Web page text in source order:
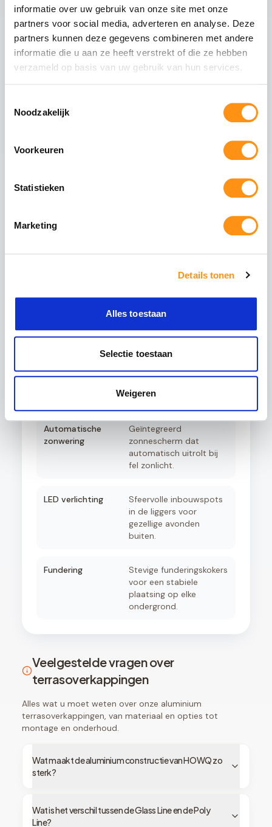
informatie over uw gebruik van onze site met onze
partners voor social media, adverteren en analyse. Deze
partners kunnen deze gegevens combineren met andere
informatie die u aan ze heeft verstrekt of die ze hebben
verzameld op basis van uw gebruik van hun services.
Noodzakelijk
Voorkeuren
Statistieken
Marketing
Details tonen
Alles toestaan
Selectie toestaan
Weigeren
Dit pakket bevat
Mat antraciete staanders
Tussenliggers
Polycarbonaat dakplaten van 98cm breed
zijkanten.
schuifdeuren voor een
afgesloten tuinkamer
Aluminium zijwandenCreëer privacy en
windbescherming met
rabatpanelen.
Automatische
zonwering
Geïntegreerd
zonnescherm dat
automatisch uitrolt bij
fel zonlicht.
LED verlichting
Sfeervolle inbouwspots
in de liggers voor
gezellige avonden
buiten.
Fundering
Stevige funderingskokers
voor een stabiele
plaatsing op elke
ondergrond.
Veelgestelde vragen over
terrasoverkappingen
Alles wat u moet weten over onze aluminium
terrasoverkappingen, van materiaal en opties tot
montage en onderhoud.
Wat maakt de aluminium constructie van HOWQ zo
sterk?
Wat is het verschil tussen de Glass Line en de Poly
Line?